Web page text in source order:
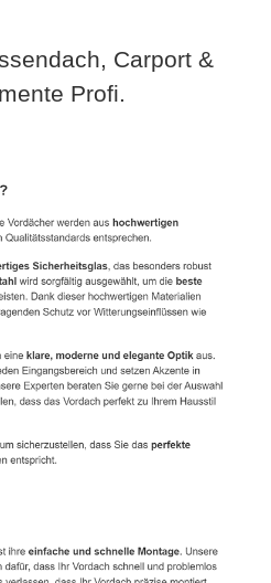
Carport &
Profi.